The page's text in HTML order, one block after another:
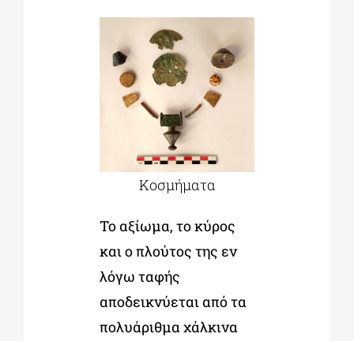
Κοσμήματα
Το αξίωμα, το κύρος
και ο πλούτος της εν
λόγω ταφής
αποδεικνύεται από τα
πολυάριθμα χάλκινα